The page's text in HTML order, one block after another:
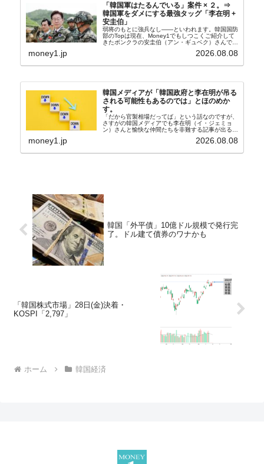
「韓国軍はたるんでいる」案件 × ２。⇒
韓国軍をダメにする最強タッグ「李在明 +
安圭伯」
弱将のもとに強兵なし――といわれます。韓国国防
部のTopは現在、Money1でもしつこくご紹介して
きたボンクラの安圭伯（アン・ギュベク）さんで
さんと「韓国初の文官上がり」の国防部長官安圭伯
money1.jp 2026.08.08
韓国メディアが「韓国政府と李在明が吊る
される可能性もあるのでは」とほのめか
す。
「だから官製相場だってば」という話なのですが、
さすがの韓国メディアでも李在明（イ・ジェミョ
ン）さんと愉快な仲間たちを非難する記事が出るよ
うになっています。もちろん株価の暴落についてで
『朝鮮日報』に面白い記事が出ています。「東西南
money1.jp 2026.08.08
韓国「外平債」10億ドル規模で発行完
了。ドル建て債券のワナかも
「韓国株式市場」28日(金)決着・
KOSPI「2,797」
ホーム 韓国経済